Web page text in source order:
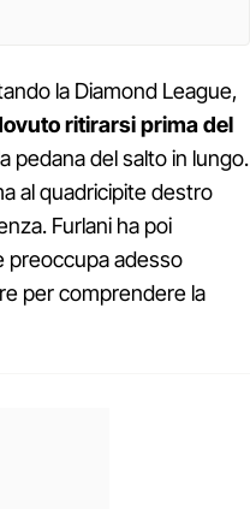
la Diamond League,
ritirarsi prima del
pedana del salto in lungo.
al quadricipite destro
Furlani ha poi
preoccupa adesso
per comprendere la